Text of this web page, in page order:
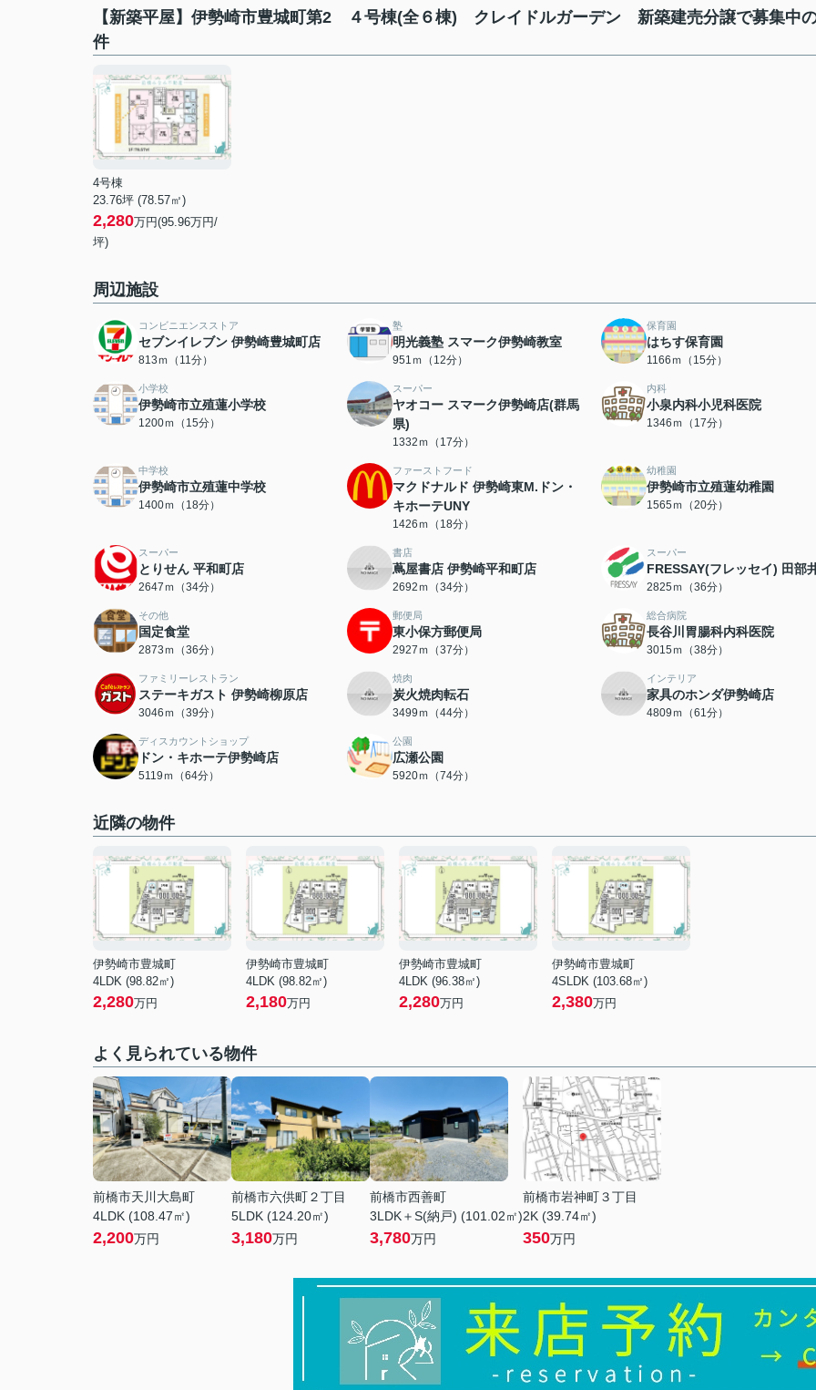
【新築平屋】伊勢崎市豊城町第2 ４号棟(全６棟) クレイドルガーデン 新築建売分譲で募集中
件
4号棟
23.76坪 (78.57㎡)
2,280万円(95.96万円/
坪)
周辺施設
コンビニエンスストア
セブンイレブン 伊勢崎豊城町店
813ｍ（11分）
塾
明光義塾 スマーク伊勢崎教室
951ｍ（12分）
保育園
はちす保育園
1166ｍ（15分）
小学校
伊勢崎市立殖蓮小学校
1200ｍ（15分）
スーパー
ヤオコー スマーク伊勢崎店(群馬
県)
1332ｍ（17分）
内科
小泉内科小児科医院
1346ｍ（17分）
中学校
伊勢崎市立殖蓮中学校
1400ｍ（18分）
ファーストフード
マクドナルド 伊勢崎東M.ドン・
キホーテUNY
1426ｍ（18分）
幼稚園
伊勢崎市立殖蓮幼稚園
1565ｍ（20分）
スーパー
とりせん 平和町店
2647ｍ（34分）
書店
蔦屋書店 伊勢崎平和町店
2692ｍ（34分）
スーパー
FRESSAY(フレッセイ) 田部
2825ｍ（36分）
その他
国定食堂
2873ｍ（36分）
郵便局
東小保方郵便局
2927ｍ（37分）
総合病院
長谷川胃腸科内科医院
3015ｍ（38分）
ファミリーレストラン
ステーキガスト 伊勢崎柳原店
3046ｍ（39分）
焼肉
炭火焼肉転石
3499ｍ（44分）
インテリア
家具のホンダ伊勢崎店
4809ｍ（61分）
ディスカウントショップ
ドン・キホーテ伊勢崎店
5119ｍ（64分）
公園
広瀬公園
5920ｍ（74分）
近隣の物件
伊勢崎市豊城町
4LDK (98.82㎡)
2,280万円
伊勢崎市豊城町
4LDK (98.82㎡)
2,180万円
伊勢崎市豊城町
4LDK (96.38㎡)
2,280万円
伊勢崎市豊城町
4SLDK (103.68㎡)
2,380万円
よく見られている物件
前橋市天川大島町
4LDK (108.47㎡)
2,200万円
前橋市六供町２丁目
5LDK (124.20㎡)
3,180万円
前橋市西善町
3LDK＋S(納戸) (101.02㎡)
3,780万円
前橋市岩神町３丁目
2K (39.74㎡)
350万円